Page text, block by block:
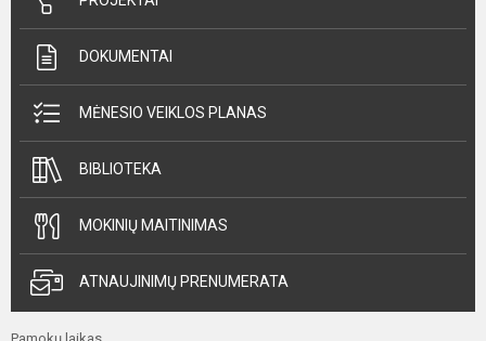
DOKUMENTAI
MĖNESIO VEIKLOS PLANAS
BIBLIOTEKA
MOKINIŲ MAITINIMAS
ATNAUJINIMŲ PRENUMERATA